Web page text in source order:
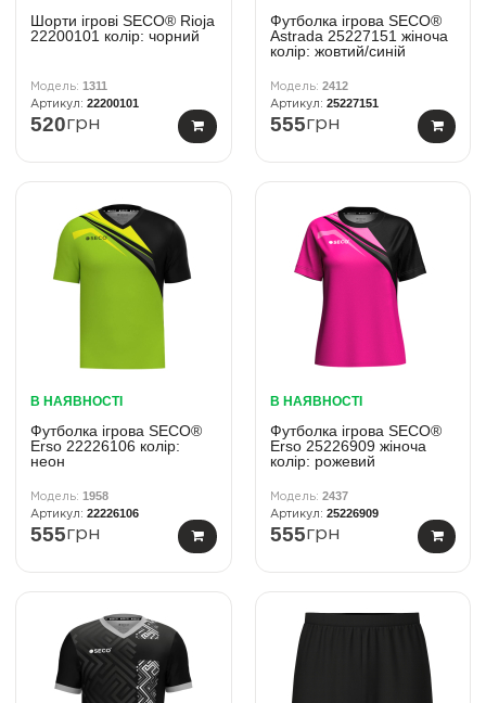
Шорти ігрові SECO® Rioja
22200101 колiр: чорний
1311
22200101
520грн
Футболка ігрова SECO®
Astrada 25227151 жіноча
колiр: жовтий/синій
2412
25227151
555грн
В НАЯВНОСТІ
Футболка ігрова SECO®
Erso 22226106 колiр:
неон
1958
22226106
555грн
В НАЯВНОСТІ
Футболка ігрова SECO®
Erso 25226909 жіноча
колiр: рожевий
2437
25226909
555грн